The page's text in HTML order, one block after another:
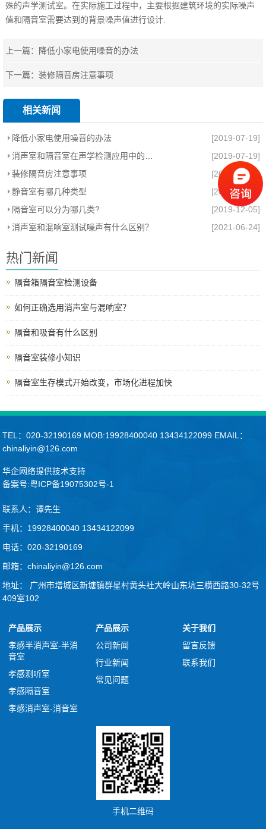
殊的声学测试室。在实际施工过程中，主要根据建筑环境的实际噪声
值和隔音室需要达到的背景噪声值进行设计.
上一篇： 降低小家电使用噪音的办法
下一篇：装修隔音房注意事项
相关新闻
降低小家电使用噪音的办法
[2019-07-19]
[2019-07-19]
装修隔音房注意事项
[2019-07-19]
静音室有哪几种类型
[2021-06-24]
隔音室可以分为哪几类?
[2019-12-05]
消声室和混响室测试噪声有什么区别？
[2021-06-24]
热门新闻
隔音箱隔音室检测设备
如何正确选用消声室与混响室？
隔音和吸音有什么区别
隔音室装修小知识
隔音室生存模式开始改变，市场化进程加快
TEL：020-32190169 MOB:19928400040 13434122099 EMAIL：
chinaliyin@126.com
华企网络提供技术支持
备案号:粤ICP备19075302号-1
联系人：谭先生
手机：19928400040 13434122099
电话：020-32190169
邮箱：chinaliyin@126.com
地址： 广州市增城区新塘镇群星村黄头社大岭山东坑三横西路30-32号
409室102
产品展示
孝感半消声室-半消
音室
孝感测听室
孝感隔音室
孝感消声室-消音室
产品展示
公司新闻
行业新闻
常见问题
关于我们
留言反馈
联系我们
手机二维码